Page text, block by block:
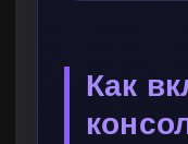
Как